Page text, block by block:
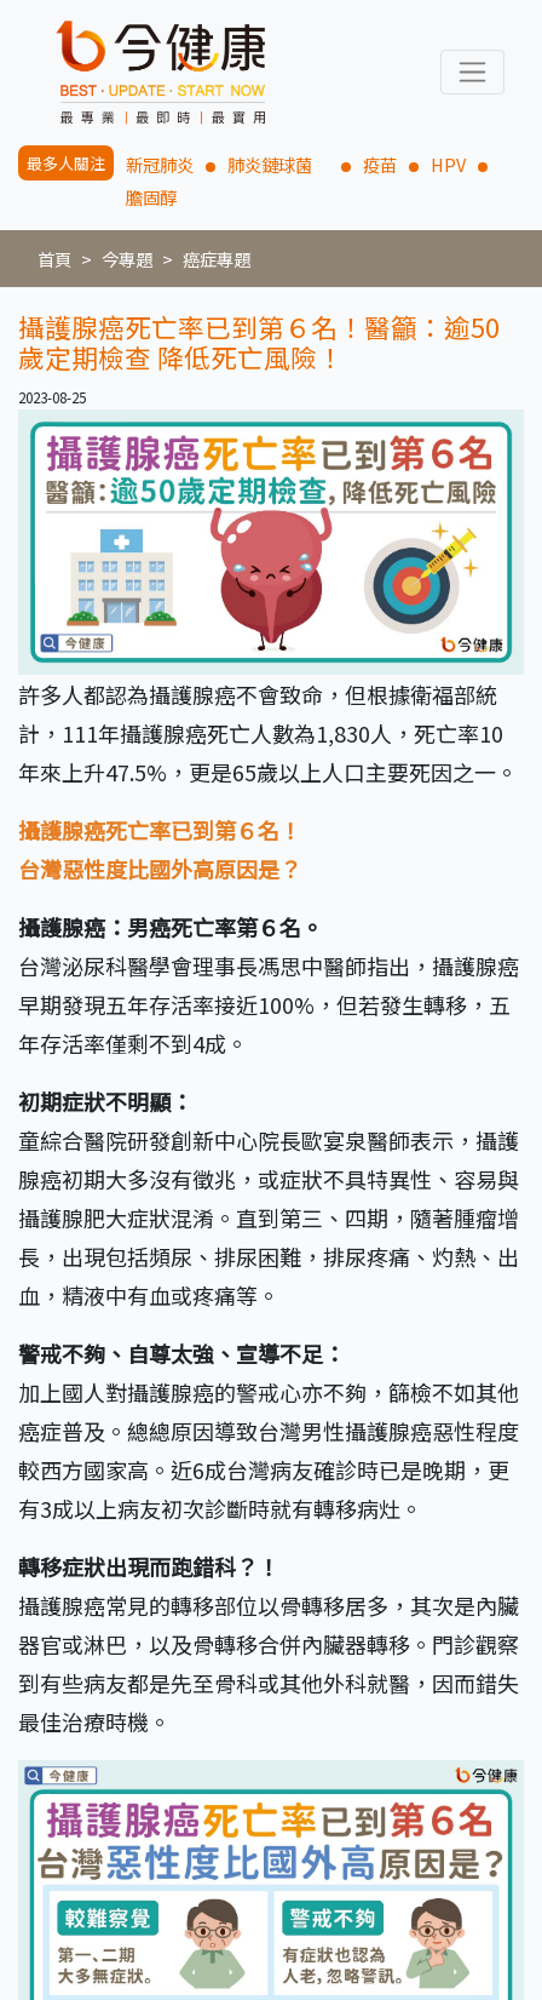
最多人關注 新冠肺炎 肺炎鏈球菌 疫苗
HPV
膽固醇
首頁 今專題 癌症專題
攝護腺癌死亡率已到第６名！醫籲：逾50
歲定期檢查 降低死亡風險！
2023-08-25
許多人都認為攝護腺癌不會致命，但根據衛福部統
計，111年攝護腺癌死亡人數為1,830人，死亡率10
年來上升47.5%，更是65歲以上人口主要死因之一。
攝護腺癌死亡率已到第６名！
台灣惡性度比國外高原因是？
攝護腺癌：男癌死亡率第６名。
台灣泌尿科醫學會理事長馮思中醫師指出，攝護腺癌
早期發現五年存活率接近100%，但若發生轉移，五
年存活率僅剩不到4成。
初期症狀不明顯：
童綜合醫院研發創新中心院長歐宴泉醫師表示，攝護
腺癌初期大多沒有徵兆，或症狀不具特異性、容易與
攝護腺肥大症狀混淆。直到第三、四期，隨著腫瘤增
長，出現包括頻尿、排尿困難，排尿疼痛、灼熱、出
血，精液中有血或疼痛等。
警戒不夠、自尊太強、宣導不足：
加上國人對攝護腺癌的警戒心亦不夠，篩檢不如其他
癌症普及。總總原因導致台灣男性攝護腺癌惡性程度
較西方國家高。近6成台灣病友確診時已是晚期，更
有3成以上病友初次診斷時就有轉移病灶。
轉移症狀出現而跑錯科？！
攝護腺癌常見的轉移部位以骨轉移居多，其次是內臟
器官或淋巴，以及骨轉移合併內臟器轉移。門診觀察
到有些病友都是先至骨科或其他外科就醫，因而錯失
最佳治療時機。